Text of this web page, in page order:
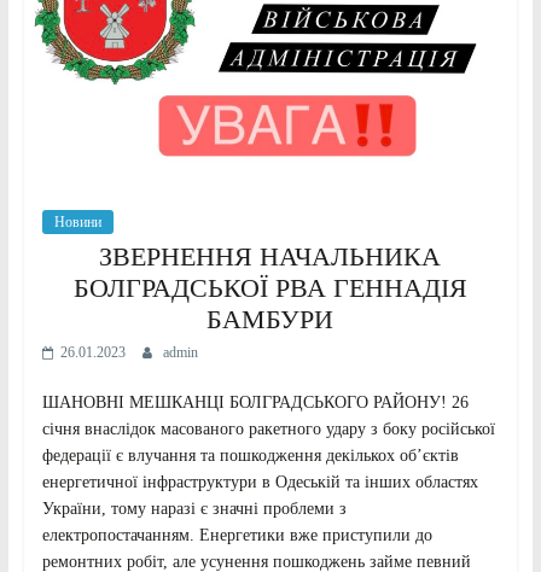
Новини
ЗВЕРНЕННЯ НАЧАЛЬНИКА
БОЛГРАДСЬКОЇ РВА ГЕННАДІЯ
БАМБУРИ
26.01.2023 admin
ШАНОВНІ МЕШКАНЦІ БОЛГРАДСЬКОГО РАЙОНУ! 26
січня внаслідок масованого ракетного удару з боку російської
федерації є влучання та пошкодження декількох об’єктів
енергетичної інфраструктури в Одеській та інших областях
України, тому наразі є значні проблеми з
електропостачанням. Енергетики вже приступили до
ремонтних робіт, але усунення пошкоджень займе певний